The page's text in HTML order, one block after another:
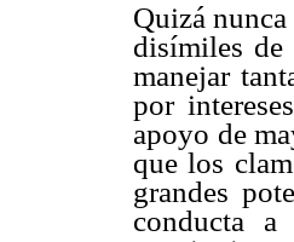
Quizá
disímiles de
manejar
por
apoyo de
que los
grandes
conducta